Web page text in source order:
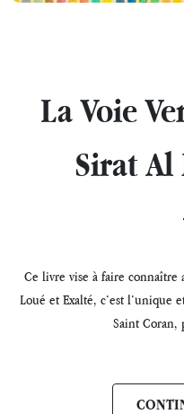
La Voie
Sirat
Ce livre vise à faire connaître
Loué et Exalté, c’est l’unique
Saint Coran,